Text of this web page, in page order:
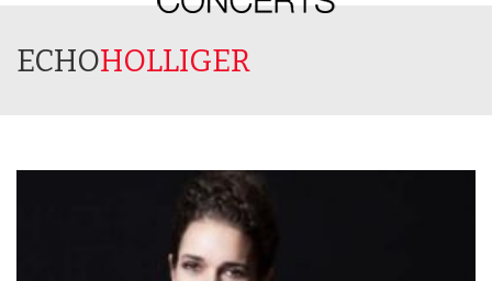
ECHOHOLLIGER